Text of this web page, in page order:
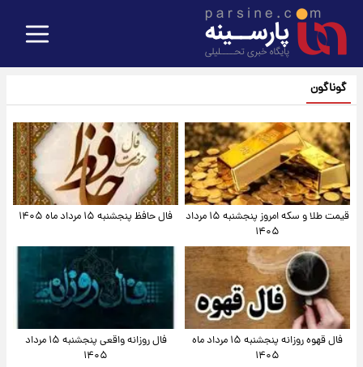
گوناگون
قیمت طلا و سکه امروز پنجشنبه ۱۵ مرداد
۱۴۰۵
فال حافظ پنجشنبه ۱۵ مرداد ماه ۱۴۰۵
فال قهوه روزانه پنجشنبه ۱۵ مرداد ماه
۱۴۰۵
فال روزانه واقعی پنجشنبه ۱۵ مرداد
۱۴۰۵